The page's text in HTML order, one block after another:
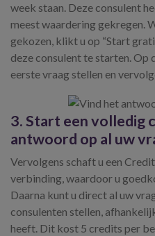
week staan. Deze consulent
meest waardering gekregen.
gekozen, klikt u op “Start
deze consulent te starten. Op
eerste vraag stellen en
3. Start een volledig
antwoord op al uw
Vervolgens schaft u een
verbinding, waardoor u
Daarna kunt u direct al uw
consulenten stellen,
heeft. Dit kost 5 credits per